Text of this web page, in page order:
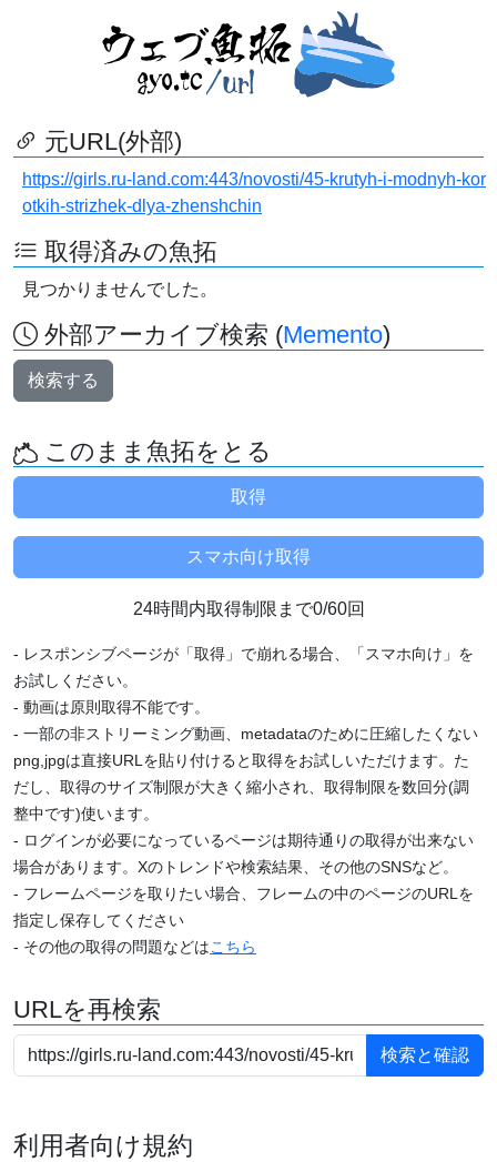
元URL(外部)
https://girls.ru-land.com:443/novosti/45-krutyh-i-modnyh-kor
otkih-strizhek-dlya-zhenshchin
取得済みの魚拓
見つかりませんでした。
外部アーカイブ検索 (Memento)
検索する
このまま魚拓をとる
24時間内取得制限まで0/60回
- レスポンシブページが「取得」で崩れる場合、「スマホ向け」を
お試しください。
- 動画は原則取得不能です。
- 一部の非ストリーミング動画、metadataのために圧縮したくない
png,jpgは直接URLを貼り付けると取得をお試しいただけます。た
だし、取得のサイズ制限が大きく縮小され、取得制限を数回分(調
整中です)使います。
- ログインが必要になっているページは期待通りの取得が出来ない
場合があります。Xのトレンドや検索結果、その他のSNSなど。
- フレームページを取りたい場合、フレームの中のページのURLを
指定し保存してください
- その他の取得の問題などはこちら
URLを再検索
利用者向け規約